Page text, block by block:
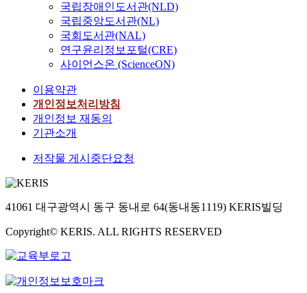
국립장애인도서관(NLD)
국립중앙도서관(NL)
국회도서관(NAL)
연구윤리정보포털(CRE)
사이언스온 (ScienceON)
이용약관
개인정보처리방침
개인정보 재동의
기관소개
저작물 게시중단요청
41061 대구광역시 동구 동내로 64(동내동1119) KERIS빌딩
Copyright© KERIS. ALL RIGHTS RESERVED